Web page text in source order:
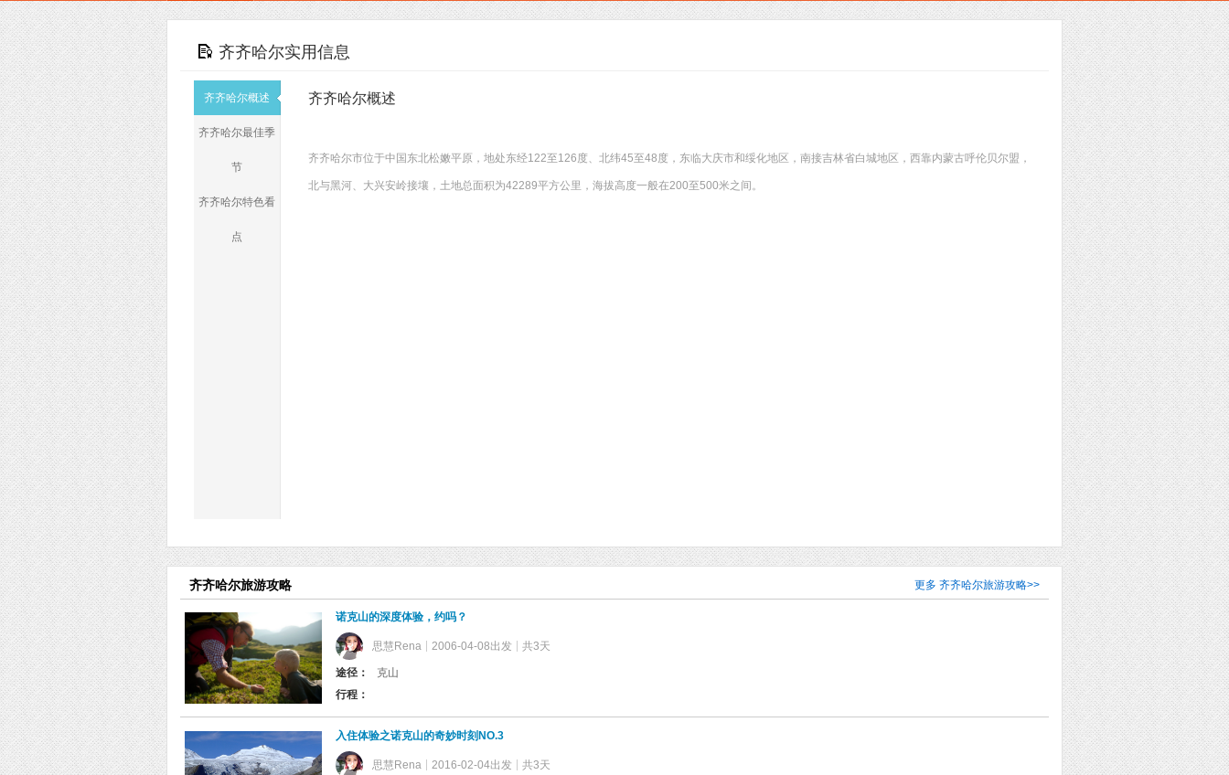
齐齐哈尔实用信息
齐齐哈尔概述
齐齐哈尔最佳季
节
齐齐哈尔特色看
点
齐齐哈尔概述
齐齐哈尔市位于中国东北松嫩平原，地处东经122至126度、北纬45至48度，东临大庆市和绥化地区，南接吉林省白城地区，西靠内蒙古呼伦贝尔盟，
北与黑河、大兴安岭接壤，土地总面积为42289平方公里，海拔高度一般在200至500米之间。
齐齐哈尔旅游攻略 更多 齐齐哈尔旅游攻略>>
诺克山的深度体验，约吗？
思慧Rena 2006-04-08出发 共3天
途径：
克山
行程：
入住体验之诺克山的奇妙时刻NO.3
思慧Rena 2016-02-04出发 共3天